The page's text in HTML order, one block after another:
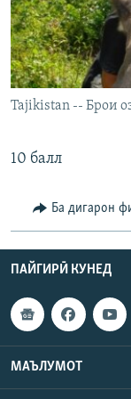
ГУЗОРИШҲОИ
Русский
ПАЙГИРӢ КУНЕД
Ҳамаи
Tajikistan -- Брои
10 балл
Ба дигарон
ПАЙГИРӢ КУНЕД
МАЪЛУМОТ